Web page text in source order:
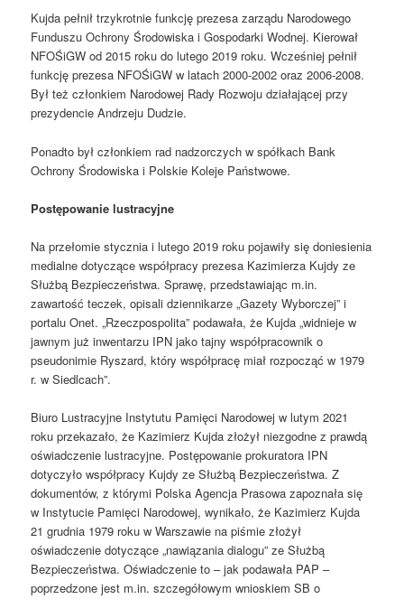
Kujda pełnił trzykrotnie funkcję prezesa zarządu Narodowego
Funduszu Ochrony Środowiska i Gospodarki Wodnej. Kierował
NFOŚiGW od 2015 roku do lutego 2019 roku. Wcześniej pełnił
funkcję prezesa NFOŚiGW w latach 2000-2002 oraz 2006-2008.
Był też członkiem Narodowej Rady Rozwoju działającej przy
prezydencie Andrzeju Dudzie.
Ponadto był członkiem rad nadzorczych w spółkach Bank
Ochrony Środowiska i Polskie Koleje Państwowe.
Postępowanie lustracyjne
Na przełomie stycznia i lutego 2019 roku pojawiły się doniesienia
medialne dotyczące współpracy prezesa Kazimierza Kujdy ze
Służbą Bezpieczeństwa. Sprawę, przedstawiając m.in.
zawartość teczek, opisali dziennikarze „Gazety Wyborczej” i
portalu Onet. „Rzeczpospolita” podawała, że Kujda „widnieje w
jawnym już inwentarzu IPN jako tajny współpracownik o
pseudonimie Ryszard, który współpracę miał rozpocząć w 1979
r. w Siedlcach”.
Biuro Lustracyjne Instytutu Pamięci Narodowej w lutym 2021
roku przekazało, że Kazimierz Kujda złożył niezgodne z prawdą
oświadczenie lustracyjne. Postępowanie prokuratora IPN
dotyczyło współpracy Kujdy ze Służbą Bezpieczeństwa. Z
dokumentów, z którymi Polska Agencja Prasowa zapoznała się
w Instytucie Pamięci Narodowej, wynikało, że Kazimierz Kujda
21 grudnia 1979 roku w Warszawie na piśmie złożył
oświadczenie dotyczące „nawiązania dialogu” ze Służbą
Bezpieczeństwa. Oświadczenie to – jak podawała PAP –
poprzedzone jest m.in. szczegółowym wnioskiem SB o